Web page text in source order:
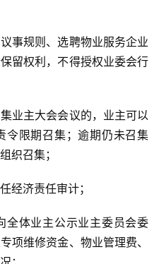
事规则、选聘物业服务企业
留权利，不得授权业委会行
业主大会会议的，业主可以
令限期召集；逾期仍未召集
织召集；
经济责任审计；
全体业主公示业主委员会委
项维修资金、物业管理费、